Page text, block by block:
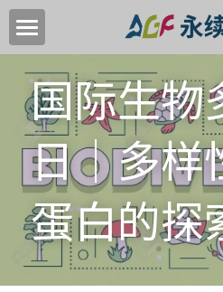
首页
关于我们
关键领域
中国高质量转型目标
加入我们
新闻中心
国际生物
日｜多样
蛋白的探